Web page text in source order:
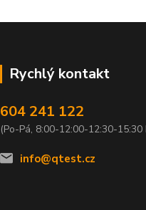
Rychlý kontakt
604 241 122
(Po-Pá, 8:00-12:00-12:30-15:30
info@qtest.cz